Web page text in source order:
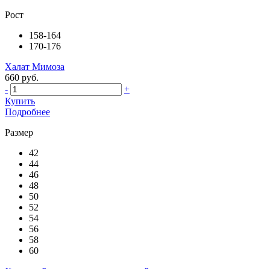
Рост
158-164
170-176
Халат Мимоза
660 руб.
-
+
Купить
Подробнее
Размер
42
44
46
48
50
52
54
56
58
60